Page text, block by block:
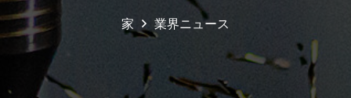
家 業界ニュース